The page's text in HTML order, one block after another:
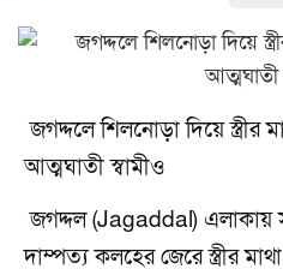
জগদ্দলে শিলনোড়া দিয়ে
আত্মঘাতী স্বামীও
জগদ্দল (Jagaddal) এলাকায়
দাম্পত্য কলহের জেরে স্ত্রীর